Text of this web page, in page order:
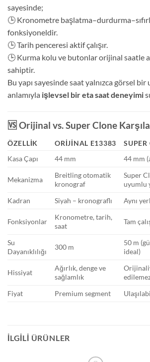
sayesinde;
🕒 Kronometre
fonksiyoneldir.
🕒 Tarih penceresi aktif çalışır.
🕒 Kurma kolu ve butonlar orijinal saatle
sahiptir.
Bu yapı sayesinde saat yalnızca görsel
anlamıyla işlevsel bir eta saat deneyimi
🆚 Orijinal vs. Super Clone
ÖZELLIK ORIJINAL E13383
SUPER
Kasa Çapı
44 mm 44 mm
Mekanizma
Breitling otomatik
kronograf
Super
uyumlu
Kadran
Siyah – kronograflı Aynı
Fonksiyonlar
Kronometre, tarih,
saat
Tam
Su
Dayanıklılığı
300 m
50 m
ideal)
Hissiyat
Ağırlık, denge ve
sağlamlık
Fiyat
Premium segment
İLGILI ÜRÜNLER